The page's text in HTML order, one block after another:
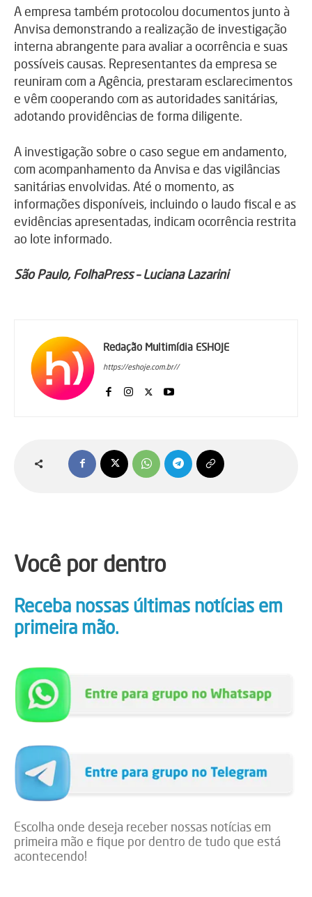
A empresa também protocolou documentos junto à
Anvisa demonstrando a realização de investigação
interna abrangente para avaliar a ocorrência e suas
possíveis causas. Representantes da empresa se
reuniram com a Agência, prestaram esclarecimentos
e vêm cooperando com as autoridades sanitárias,
adotando providências de forma diligente.
A investigação sobre o caso segue em andamento,
com acompanhamento da Anvisa e das vigilâncias
sanitárias envolvidas. Até o momento, as
informações disponíveis, incluindo o laudo fiscal e as
evidências apresentadas, indicam ocorrência restrita
ao lote informado.
São Paulo, FolhaPress – Luciana Lazarini
Redação Multimídia ESHOJE
https://eshoje.com.br//
Você por dentro
Receba nossas últimas notícias em
primeira mão.
Escolha onde deseja receber nossas notícias em
primeira mão e fique por dentro de tudo que está
acontecendo!